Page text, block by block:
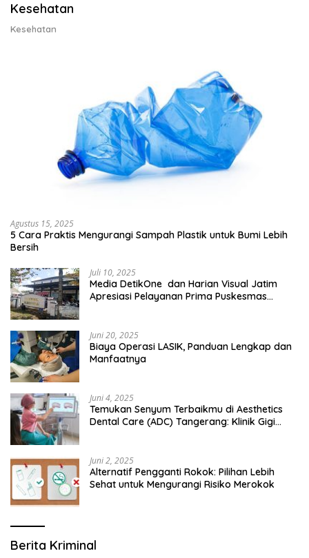
Kesehatan
Kesehatan
Agustus 15, 2025
5 Cara Praktis Mengurangi Sampah Plastik untuk Bumi Lebih
Bersih
Juli 10, 2025
Media DetikOne dan Harian Visual Jatim
Apresiasi Pelayanan Prima Puskesmas
Juni 20, 2025
Biaya Operasi LASIK, Panduan Lengkap dan
Manfaatnya
Juni 4, 2025
Temukan Senyum Terbaikmu di Aesthetics
Dental Care (ADC) Tangerang: Klinik Gigi
Juni 2, 2025
Alternatif Pengganti Rokok: Pilihan Lebih
Sehat untuk Mengurangi Risiko Merokok
Berita Kriminal